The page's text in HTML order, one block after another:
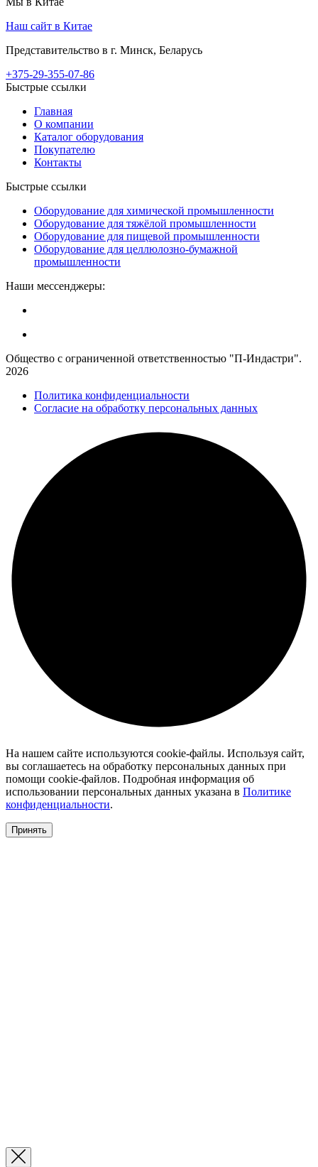
Наш сайт в Китае
Представительство в г. Минск, Беларусь
+375-29-355-07-86
Быстрые ссылки
Главная
О компании
Каталог оборудования
Покупателю
Контакты
Быстрые ссылки
Оборудование для химической промышленности
Оборудование для тяжёлой промышленности
Оборудование для пищевой промышленности
Оборудование для целлюлозно-бумажной
промышленности
Наши мессенджеры:
Общество с ограниченной ответственностью "П-Индастри".
2026
Политика конфиденциальности
Согласие на обработку персональных данных
На нашем сайте используются cookie-файлы. Используя сайт,
вы соглашаетесь на обработку персональных данных при
помощи cookie-файлов. Подробная информация об
использовании персональных данных указана в Политике
конфиденциальности.
Принять